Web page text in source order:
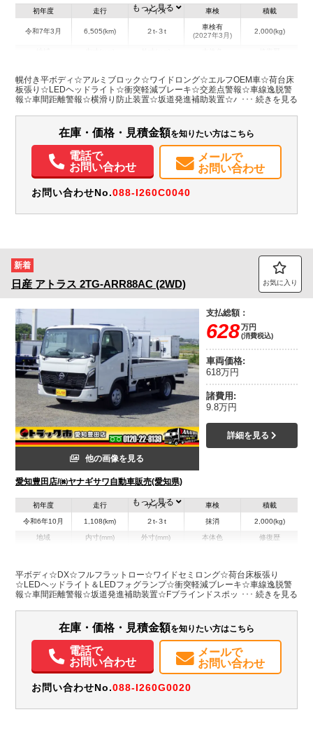
初年度
令和7年3月
走行
6,505(km)
サイズ
２t-３t
車検
車検有
(2027年3月)
積載
2,000(kg)
愛知県
W:2,080
H:2,050
W:2,170
H:2,940
無
パワステ パワーウィンドウ ABS エアバッグ
ETC
バックモニター
もっと見る
幌付き平ボディ☆アルミブロック☆ワイドロング☆エルフOEM車☆荷台床
板張り☆LEDヘッドライト☆衝突軽減ブレーキ☆交差点警報☆車線逸脱警
報☆車間距離警報☆横滑り防止装置☆坂道発進補助装置☆バックカメラ
在庫・価格・見積金額を知りたい方はこちら
電話で
お問い合わせ
メールで
お問い合わせ
お問い合わせNo.088-I260C0040
新着
日産 アトラス 2TG-ARR88AC (2WD) お気に入り
他の画像を見る
愛知豊田店/㈱ヤナギサワ自動車販売(愛知県)
支払総額：
628万円
(消費税込)
車両価格:
618万円
諸費用:
9.8万円
詳細を見る
初年度
令和6年10月
走行
1,108(km)
サイズ
２t-３t
車検
抹消
積載
2,000(kg)
地域 内寸(mm)
H:380
外寸(mm)
H:2,250
本体色 修復歴
装備情報
パワステ
バックモニター
もっと見る
平ボディ☆DX☆フルフラットロー☆ワイドセミロング☆荷台床板張り
☆LEDヘッドライト＆LEDフォグランプ☆衝突軽減ブレーキ☆車線逸脱警
報☆車間距離警報☆坂道発進補助装置☆FブラインドスポットM☆電動パー
☆バックカメラ☆キーレス
在庫・価格・見積金額を知りたい方はこちら
電話で
お問い合わせ
メールで
お問い合わせ
お問い合わせNo.088-I260G0020